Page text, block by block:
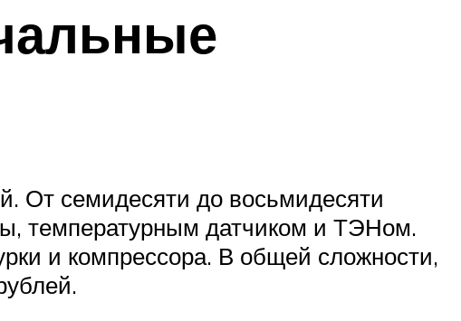
От семидесяти до восьмидесяти
температурным датчиком и ТЭНом.
и компрессора. В общей сложности,